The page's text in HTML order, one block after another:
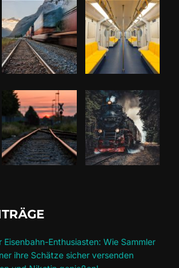
Enthusiasten: Wie Sammler
ihre Schätze sicher versenden